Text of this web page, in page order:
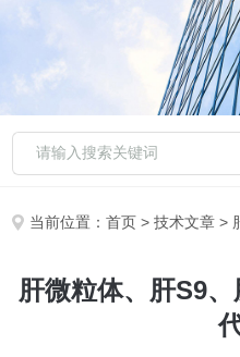
当前位置：首页 >技术文章 >
肝微粒体、肝S9